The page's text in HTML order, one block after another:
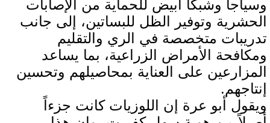
وسياجاً وشبكاً أبيض للحماية من الإصابات
الحشرية وتوفير الظل للبساتين، إلى جانب
تدريبات متخصصة في الري والتقليم
ومكافحة الأمراض الزراعية، بما يساعد
المزارعين على العناية بمحاصيلهم وتحسين
إنتاجهم.
ويقول أبو عرة إن اللوزيات كانت جزءاً